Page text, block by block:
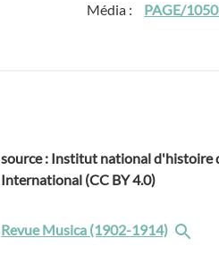
Média : PAGE/
source : Institut national d'histoire
International (CC BY 4.0)
Revue Musica (1902-1914)